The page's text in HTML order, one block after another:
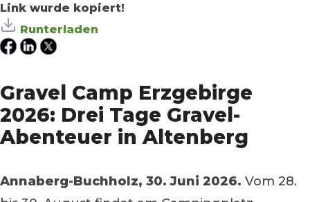
Link wurde kopiert!
Runterladen
Gravel Camp Erzgebirge
2026: Drei Tage Gravel-
Abenteuer in Altenberg
Annaberg-Buchholz, 30. Juni 2026. Vom 28.